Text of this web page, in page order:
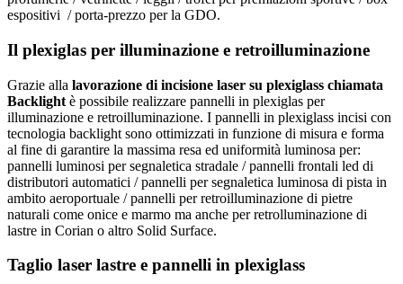
espositivi / porta-prezzo per la GDO.
Il plexiglas per illuminazione e retroilluminazione
Grazie alla lavorazione di incisione laser su plexiglass chiamata
Backlight è possibile realizzare pannelli in plexiglas per
illuminazione e retroilluminazione. I pannelli in plexiglass incisi con
tecnologia backlight sono ottimizzati in funzione di misura e forma
al fine di garantire la massima resa ed uniformità luminosa per:
pannelli luminosi per segnaletica stradale / pannelli frontali led di
distributori automatici / pannelli per segnaletica luminosa di pista in
ambito aeroportuale / pannelli per retroilluminazione di pietre
naturali come onice e marmo ma anche per retrolluminazione di
lastre in Corian o altro Solid Surface.
Taglio laser lastre e pannelli in plexiglass